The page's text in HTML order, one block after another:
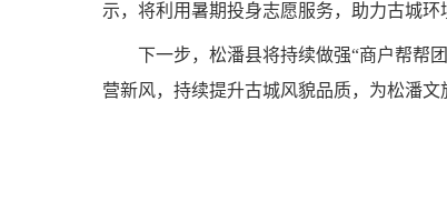
示，将利用暑期投身志愿服务，助力古城环
下一步，松潘县将持续做强“商户帮帮
营新风，持续提升古城风貌品质，为松潘文